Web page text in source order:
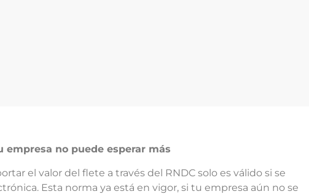
empresa no puede esperar más
el valor del flete a través del RNDC solo es válido si se
Esta norma ya está en vigor, si tu empresa aún no se